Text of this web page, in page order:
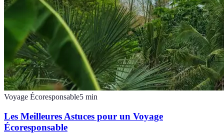
Voyage Écoresponsable5 min
Les Meilleures Astuces pour un Voyage
Écoresponsable